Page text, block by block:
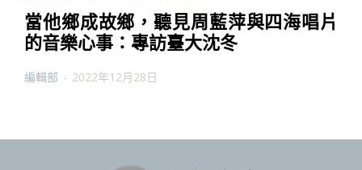
當他鄉成故鄉，聽見周藍萍與四海唱片
的音樂心事：專訪臺大沈冬
編輯部 - 2022年12月28日